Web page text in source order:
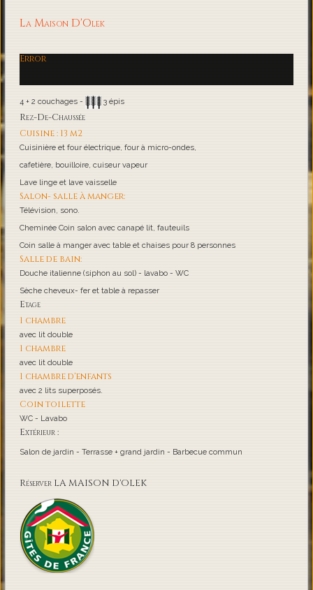
La Maison D'Olek
Error
4 + 2 couchages - 3 épis
Rez-De-Chaussée
Cuisine : 13 m2
Cuisinière et four électrique, four à micro-ondes,
cafetière, bouilloire, cuiseur vapeur
Lave linge et lave vaisselle
Salon- salle à manger:
Télévision, sono.
Cheminée Coin salon avec canapé lit, fauteuils
Coin salle à manger avec table et chaises pour 8 personnes
Salle de bain:
Douche italienne (siphon au sol) - lavabo - WC
Sèche cheveux- fer et table à repasser
Etage
1 chambre
avec lit double
1 chambre
avec lit double
1 chambre d'enfants
avec 2 lits superposés.
Coin toilette
WC - Lavabo
Extérieur :
Salon de jardin - Terrasse + grand jardin - Barbecue commun
Réserver LA MAISON D'OLEK